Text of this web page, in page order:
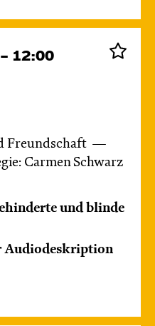
12:00
Freundschaft
Carmen Schwarz
und blinde
Audiodeskription